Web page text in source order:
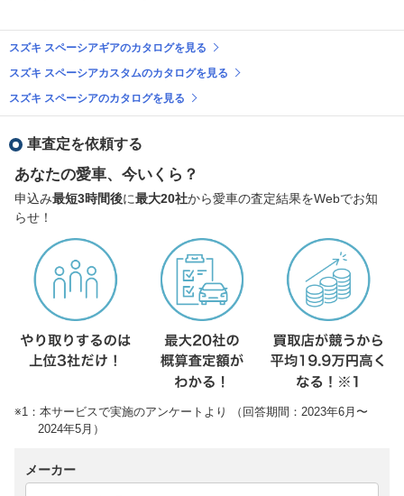
スズキ スペーシアギアのカタログを見る
スズキ スペーシアカスタムのカタログを見る
スズキ スペーシアのカタログを見る
車査定を依頼する
あなたの愛車、今いくら？
申込み最短3時間後に最大20社から愛車の査定結果をWebでお知
らせ！
※1：本サービスで実施のアンケートより （回答期間：2023年6月〜
2024年5月）
メーカー